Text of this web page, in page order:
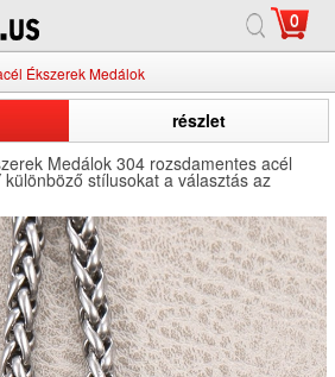
0
Ékszerek Medálok
részlet
Medálok 304 rozsdamentes acél
stílusokat a választás az
32